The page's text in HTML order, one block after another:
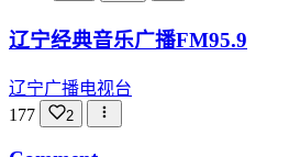
辽宁经典音乐广播FM95.9
辽宁广播电视台
177
2